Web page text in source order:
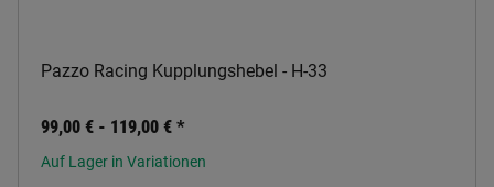
Pazzo Racing Kupplungshebel - H-33
99,00 € - 119,00 € *
Auf Lager in Variationen